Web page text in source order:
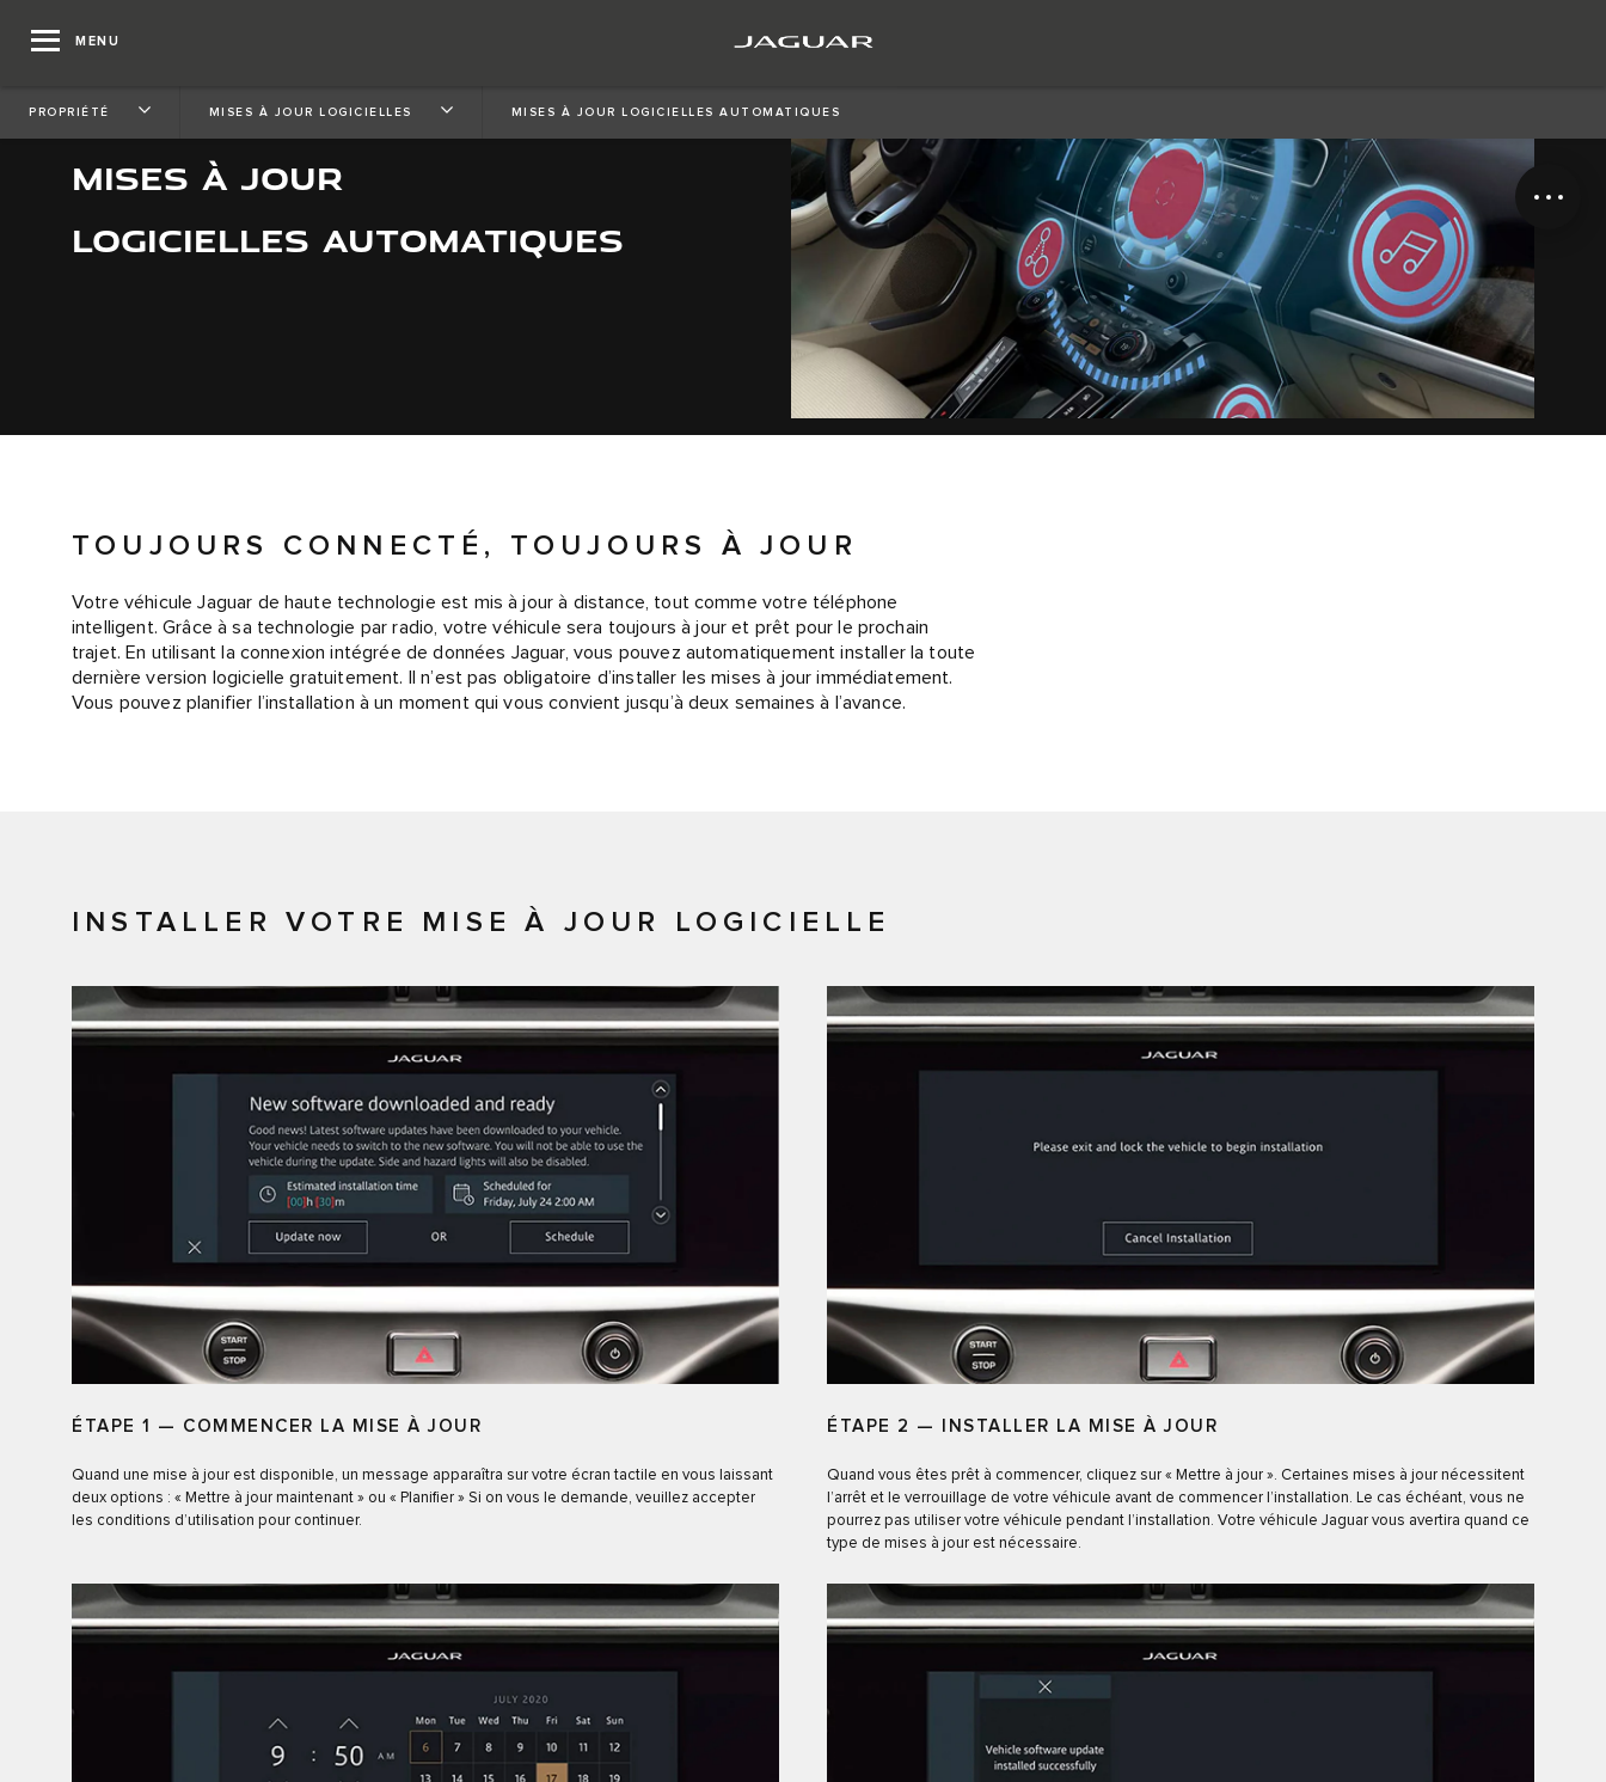
MENU
PROPRIÉTÉ MISES À JOUR LOGICIELLES MISES À JOUR LOGICIELLES AUTOMATIQUES
MISES À JOUR
LOGICIELLES AUTOMATIQUES
TOUJOURS CONNECTÉ, TOUJOURS À JOUR
Votre véhicule Jaguar de haute technologie est mis à jour à distance, tout comme votre téléphone
intelligent. Grâce à sa technologie par radio, votre véhicule sera toujours à jour et prêt pour le prochain
trajet. En utilisant la connexion intégrée de données Jaguar, vous pouvez automatiquement installer la toute
dernière version logicielle gratuitement. Il n’est pas obligatoire d’installer les mises à jour immédiatement.
Vous pouvez planifier l’installation à un moment qui vous convient jusqu’à deux semaines à l’avance.
INSTALLER VOTRE MISE À JOUR LOGICIELLE
ÉTAPE 1 — COMMENCER LA MISE À JOUR
Quand une mise à jour est disponible, un message apparaîtra sur votre écran tactile en vous laissant
deux options : « Mettre à jour maintenant » ou « Planifier » Si on vous le demande, veuillez accepter
les conditions d’utilisation pour continuer.
ÉTAPE 2 — INSTALLER LA MISE À JOUR
Quand vous êtes prêt à commencer, cliquez sur « Mettre à jour ». Certaines mises à jour nécessitent
l’arrêt et le verrouillage de votre véhicule avant de commencer l’installation. Le cas échéant, vous ne
pourrez pas utiliser votre véhicule pendant l’installation. Votre véhicule Jaguar vous avertira quand ce
type de mises à jour est nécessaire.